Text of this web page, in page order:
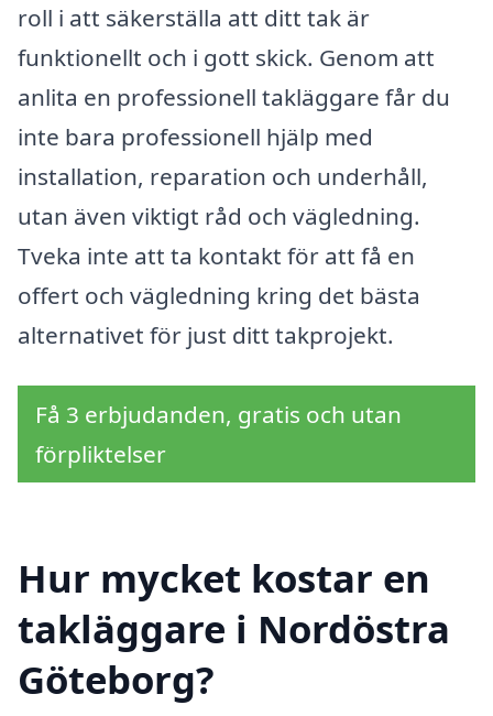
roll i att säkerställa att ditt tak är
funktionellt och i gott skick. Genom att
anlita en professionell takläggare får du
inte bara professionell hjälp med
installation, reparation och underhåll,
utan även viktigt råd och vägledning.
Tveka inte att ta kontakt för att få en
offert och vägledning kring det bästa
alternativet för just ditt takprojekt.
Få 3 erbjudanden, gratis och utan
förpliktelser
Hur mycket kostar en
takläggare i Nordöstra
Göteborg?